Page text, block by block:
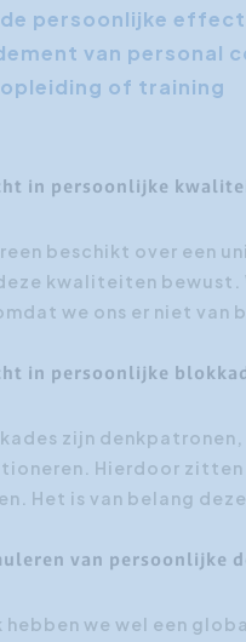
persoonlijke
van personal
of training
in persoonlijke
beschikt over een
kwaliteiten bewust.
we ons er niet van
in persoonlijke
zijn
Hierdoor zitten
Het is van belang
van persoonlijke
hebben we wel een